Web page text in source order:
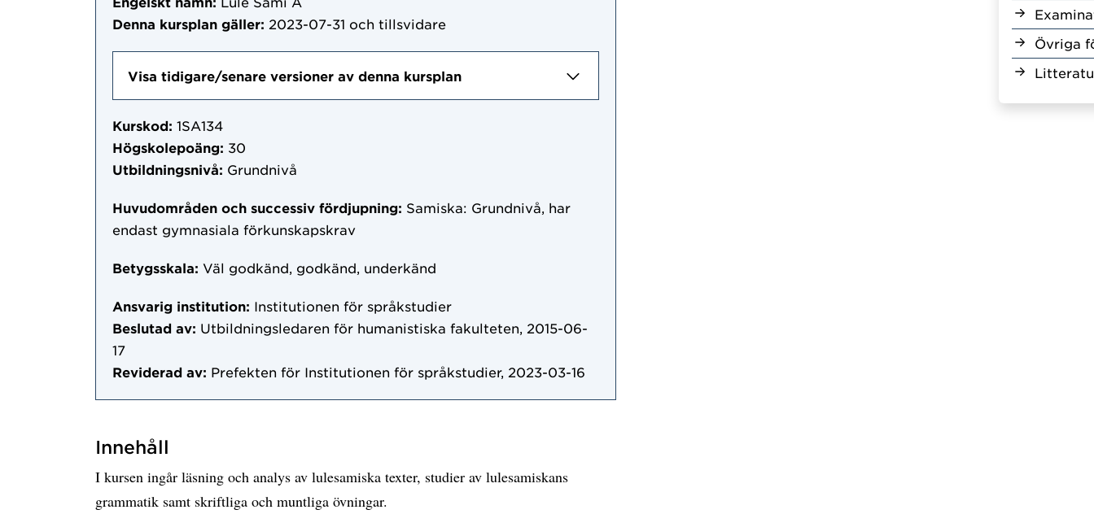
Övriga
Denna kursplan gäller: 2023-07-31 och tillsvidare
Visa tidigare/senare versioner av denna kursplan
Kurskod: 1SA134
Högskolepoäng: 30
Utbildningsnivå: Grundnivå
Huvudområden och successiv fördjupning: Samiska: Grundnivå, har
endast gymnasiala förkunskapskrav
Betygsskala: Väl godkänd, godkänd, underkänd
Ansvarig institution: Institutionen för språkstudier
Beslutad av: Utbildningsledaren för humanistiska fakulteten, 2015-06-
17
Reviderad av: Prefekten för Institutionen för språkstudier, 2023-03-16
Innehåll
I kursen ingår läsning och analys av lulesamiska texter, studier av lulesamiskans
grammatik samt skriftliga och muntliga övningar.